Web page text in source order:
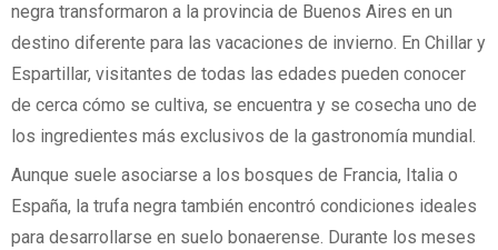
negra transformaron a la provincia de Buenos Aires en un
destino diferente para las vacaciones de invierno. En Chillar y
Espartillar, visitantes de todas las edades pueden conocer
de cerca cómo se cultiva, se encuentra y se cosecha uno de
los ingredientes más exclusivos de la gastronomía mundial.
Aunque suele asociarse a los bosques de Francia, Italia o
España, la trufa negra también encontró condiciones ideales
para desarrollarse en suelo bonaerense. Durante los meses